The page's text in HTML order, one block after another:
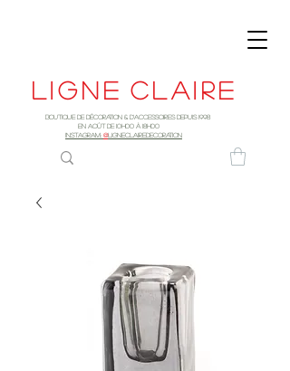
Ligne claire
Boutique de décoration & d'accessoires depuis 1998
EN AOûT DE 10h00 à 18H00
INSTAGRAM: @LIGNECLAIREDECORATION